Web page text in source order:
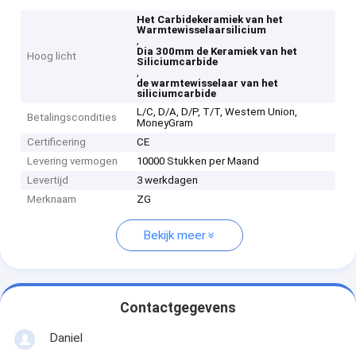
Hoog licht
Het Carbidekeramiek van het
Warmtewisselaarsilicium
,
Dia 300mm de Keramiek van het
Siliciumcarbide
,
de warmtewisselaar van het
siliciumcarbide
Betalingscondities
L/C, D/A, D/P, T/T, Western Union,
MoneyGram
Certificering
CE
Levering vermogen
10000 Stukken per Maand
Levertijd
3 werkdagen
Merknaam
ZG
Bekijk meer
Contactgegevens
Daniel